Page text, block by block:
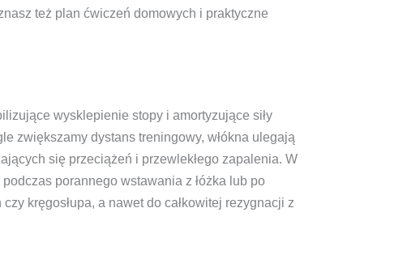
też plan ćwiczeń domowych i praktyczne
wysklepienie stopy i amortyzujące siły
zwiększamy dystans treningowy, włókna ulegają
się przeciążeń i przewlekłego zapalenia. W
porannego wstawania z łóżka lub po
kręgosłupa, a nawet do całkowitej rezygnacji z